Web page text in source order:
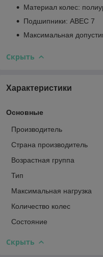
Материал колес:
Подшипники: ABEC 7
Максимальная
Скрыть
Характеристики
Основные
Производитель
Страна производитель
Возрастная группа
Тип
Максимальная нагрузка
Количество колес
Состояние
Скрыть